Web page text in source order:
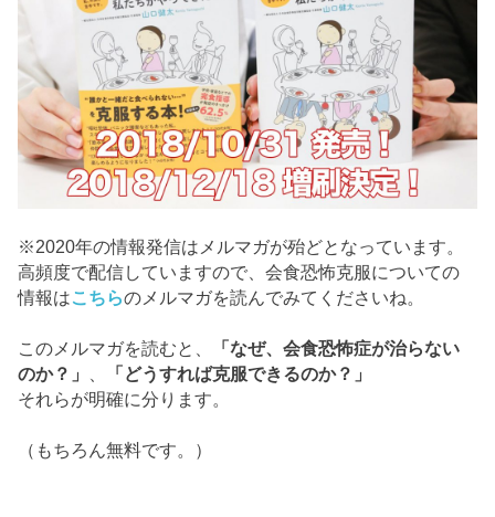
※2020年の情報発信はメルマガが殆どとなっています。
高頻度で配信していますので、会食恐怖克服についての
情報はこちらのメルマガを読んでみてくださいね。
このメルマガを読むと、
「なぜ、会食恐怖症が治らない
のか？」
「どうすれば克服できるのか？」
それらが明確に分ります。
（もちろん無料です。）